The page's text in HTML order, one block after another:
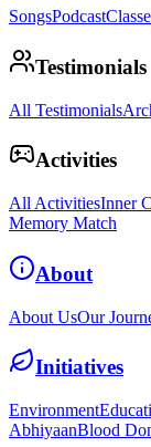
SongsPodcast
Testimonials
All Testimonials
Activities
All ActivitiesInner
Memory Match
About
About UsOur
Initiatives
Environment
AbhiyaanBlood